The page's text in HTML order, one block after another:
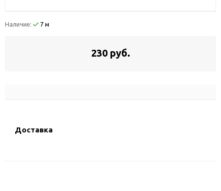
Наличие: 7 м
230 руб.
Доставка